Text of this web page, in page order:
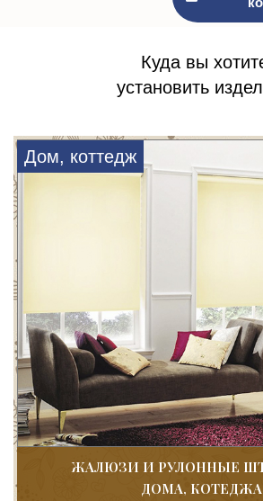
Куда вы
установить
Дом, коттедж
ЖАЛЮЗИ И РУЛОННЫЕ
ДОМА, КОТЕДЖА